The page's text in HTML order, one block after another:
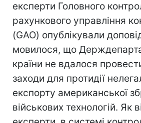
експерти Головного
рахункового управління
(GAO) опублікували
мовилося, що
країни не вдалося
заходи для протидії
експорту американської
військових технологій. Як